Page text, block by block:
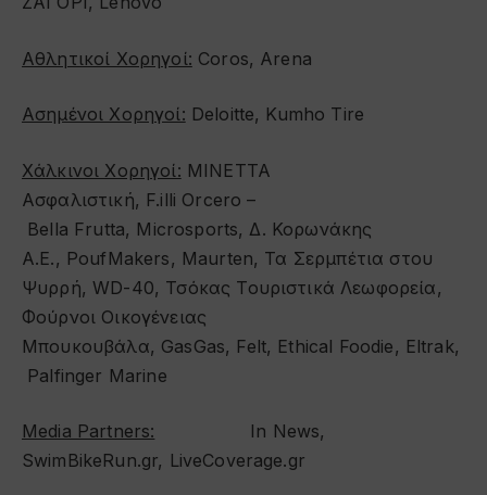
Αθλητικοί Χορηγοί: Coros, Arena
Ασημένοι Χορηγοί: Deloitte, Kumho Tire
Χάλκινοι Χορηγοί: ΜΙΝΕΤΤΑ
Ασφαλιστική, F.illi Orcero –
Bella Frutta, Microsports, Δ. Κορωνάκης
Α.Ε., PoufMakers, Maurten, Τα Σερμπέτια στου
Ψυρρή, WD-40, Τσόκας Τουριστικά Λεωφορεία,
Φούρνοι Οικογένειας
Μπουκουβάλα, GasGas, Felt, Ethical Foodie, Eltrak,
Palfinger Marine
Media Partners: In News,
SwimBikeRun.gr, LiveCoverage.gr